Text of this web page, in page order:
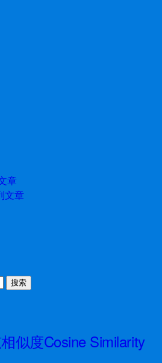
章
文章
似度Cosine Similarity